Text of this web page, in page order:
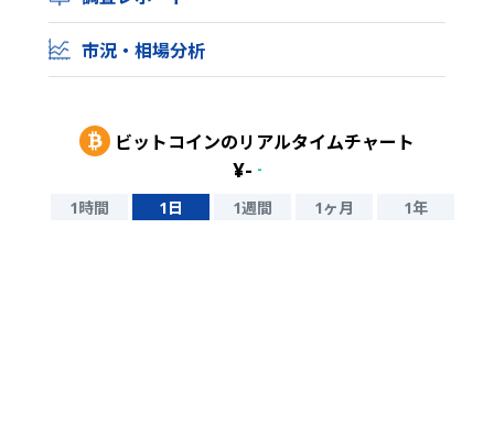
市況・相場分析
ビットコインのリアルタイムチャート
¥- -
1時間 1日 1週間 1ヶ月 1年